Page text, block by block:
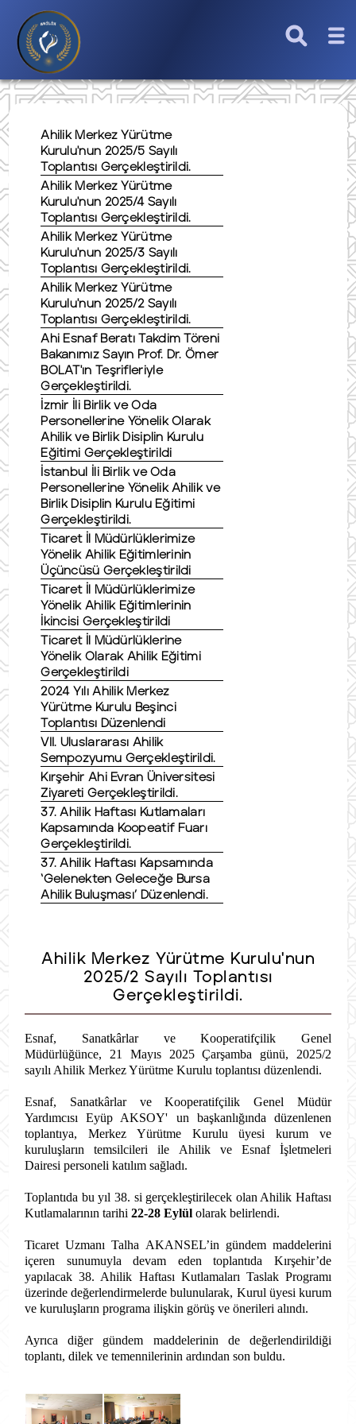
Ahilik Merkez Yürütme
Kurulu'nun 2025/5 Sayılı
Toplantısı Gerçekleştirildi.
Ahilik Merkez Yürütme
Kurulu'nun 2025/4 Sayılı
Toplantısı Gerçekleştirildi.
Ahilik Merkez Yürütme
Kurulu'nun 2025/3 Sayılı
Toplantısı Gerçekleştirildi.
Ahilik Merkez Yürütme
Kurulu'nun 2025/2 Sayılı
Toplantısı Gerçekleştirildi.
Ahi Esnaf Beratı Takdim Töreni
Bakanımız Sayın Prof. Dr. Ömer
BOLAT'ın Teşrifleriyle
Gerçekleştirildi.
İzmir İli Birlik ve Oda
Personellerine Yönelik Olarak
Ahilik ve Birlik Disiplin Kurulu
Eğitimi Gerçekleştirildi
İstanbul İli Birlik ve Oda
Personellerine Yönelik Ahilik ve
Birlik Disiplin Kurulu Eğitimi
Gerçekleştirildi.
Ticaret İl Müdürlüklerimize
Yönelik Ahilik Eğitimlerinin
Üçüncüsü Gerçekleştirildi
Ticaret İl Müdürlüklerimize
Yönelik Ahilik Eğitimlerinin
İkincisi Gerçekleştirildi
Ticaret İl Müdürlüklerine
Yönelik Olarak Ahilik Eğitimi
Gerçekleştirildi
2024 Yılı Ahilik Merkez
Yürütme Kurulu Beşinci
Toplantısı Düzenlendi
VII. Uluslararası Ahilik
Sempozyumu Gerçekleştirildi.
Kırşehir Ahi Evran Üniversitesi
Ziyareti Gerçekleştirildi.
37. Ahilik Haftası Kutlamaları
Kapsamında Koopeatif Fuarı
Gerçekleştirildi.
37. Ahilik Haftası Kapsamında
‘Gelenekten Geleceğe Bursa
Ahilik Buluşması’ Düzenlendi.
Ahilik Merkez Yürütme Kurulu'nun
2025/2 Sayılı Toplantısı
Gerçekleştirildi.
Esnaf, Sanatkârlar ve Kooperatifçilik Genel
Müdürlüğünce, 21 Mayıs 2025 Çarşamba günü, 2025/2
sayılı Ahilik Merkez Yürütme Kurulu toplantısı düzenlendi.
Esnaf, Sanatkârlar ve Kooperatifçilik Genel Müdür
Yardımcısı Eyüp AKSOY' un başkanlığında düzenlenen
toplantıya, Merkez Yürütme Kurulu üyesi kurum ve
kuruluşların temsilcileri ile Ahilik ve Esnaf İşletmeleri
Dairesi personeli katılım sağladı.
Toplantıda bu yıl 38. si gerçekleştirilecek olan Ahilik Haftası
Kutlamalarının tarihi22-28 Eylülolarak belirlendi.
Ticaret Uzmanı Talha AKANSEL’in gündem maddelerini
içeren sunumuyla devam eden toplantıda Kırşehir’de
yapılacak 38. Ahilik Haftası Kutlamaları Taslak Programı
üzerinde değerlendirmelerde bulunularak, Kurul üyesi kurum
ve kuruluşların programa ilişkin görüş ve önerileri alındı.
Ayrıca diğer gündem maddelerinin de değerlendirildiği
toplantı, dilek ve temennilerinin ardından son buldu.